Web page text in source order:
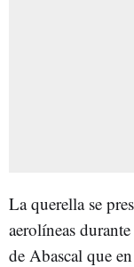
La querella se
aerolíneas
de Abascal que